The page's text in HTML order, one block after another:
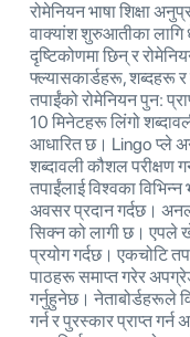
रोमेनियन भाषा शिक्षा
वाक्यांश शुरुआतीका लागि
दृष्टिकोणमा छिन् र
फ्ल्यासकार्डहरू, शब्दहरू
तपाईंको रोमेनियन पुन:
10 मिनेटहरू लिंगो
आधारित छ। Lingo प्ले
शब्दावली कौशल परीक्षण
तपाईंलाई विश्वका
अवसर प्रदान गर्दछ।
सिक्न को लागी छ। एपले
प्रयोग गर्दछ। एकचोटि
पाठहरू समाप्त गरेर
गर्नुहुनेछ। नेताबोर्डहरूले
गर्न र पुरस्कार प्राप्त